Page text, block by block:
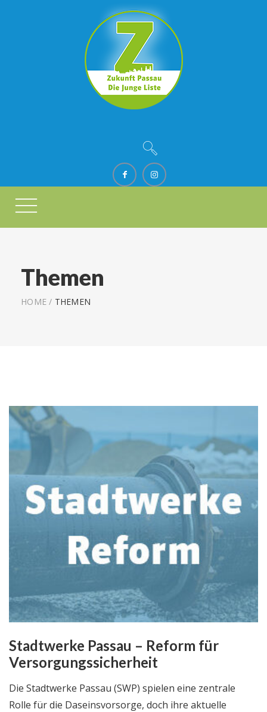
Themen
HOME / THEMEN
Stadtwerke Passau – Reform für
Versorgungssicherheit
Die Stadtwerke Passau (SWP) spielen eine zentrale
Rolle für die Daseinsvorsorge, doch ihre aktuelle